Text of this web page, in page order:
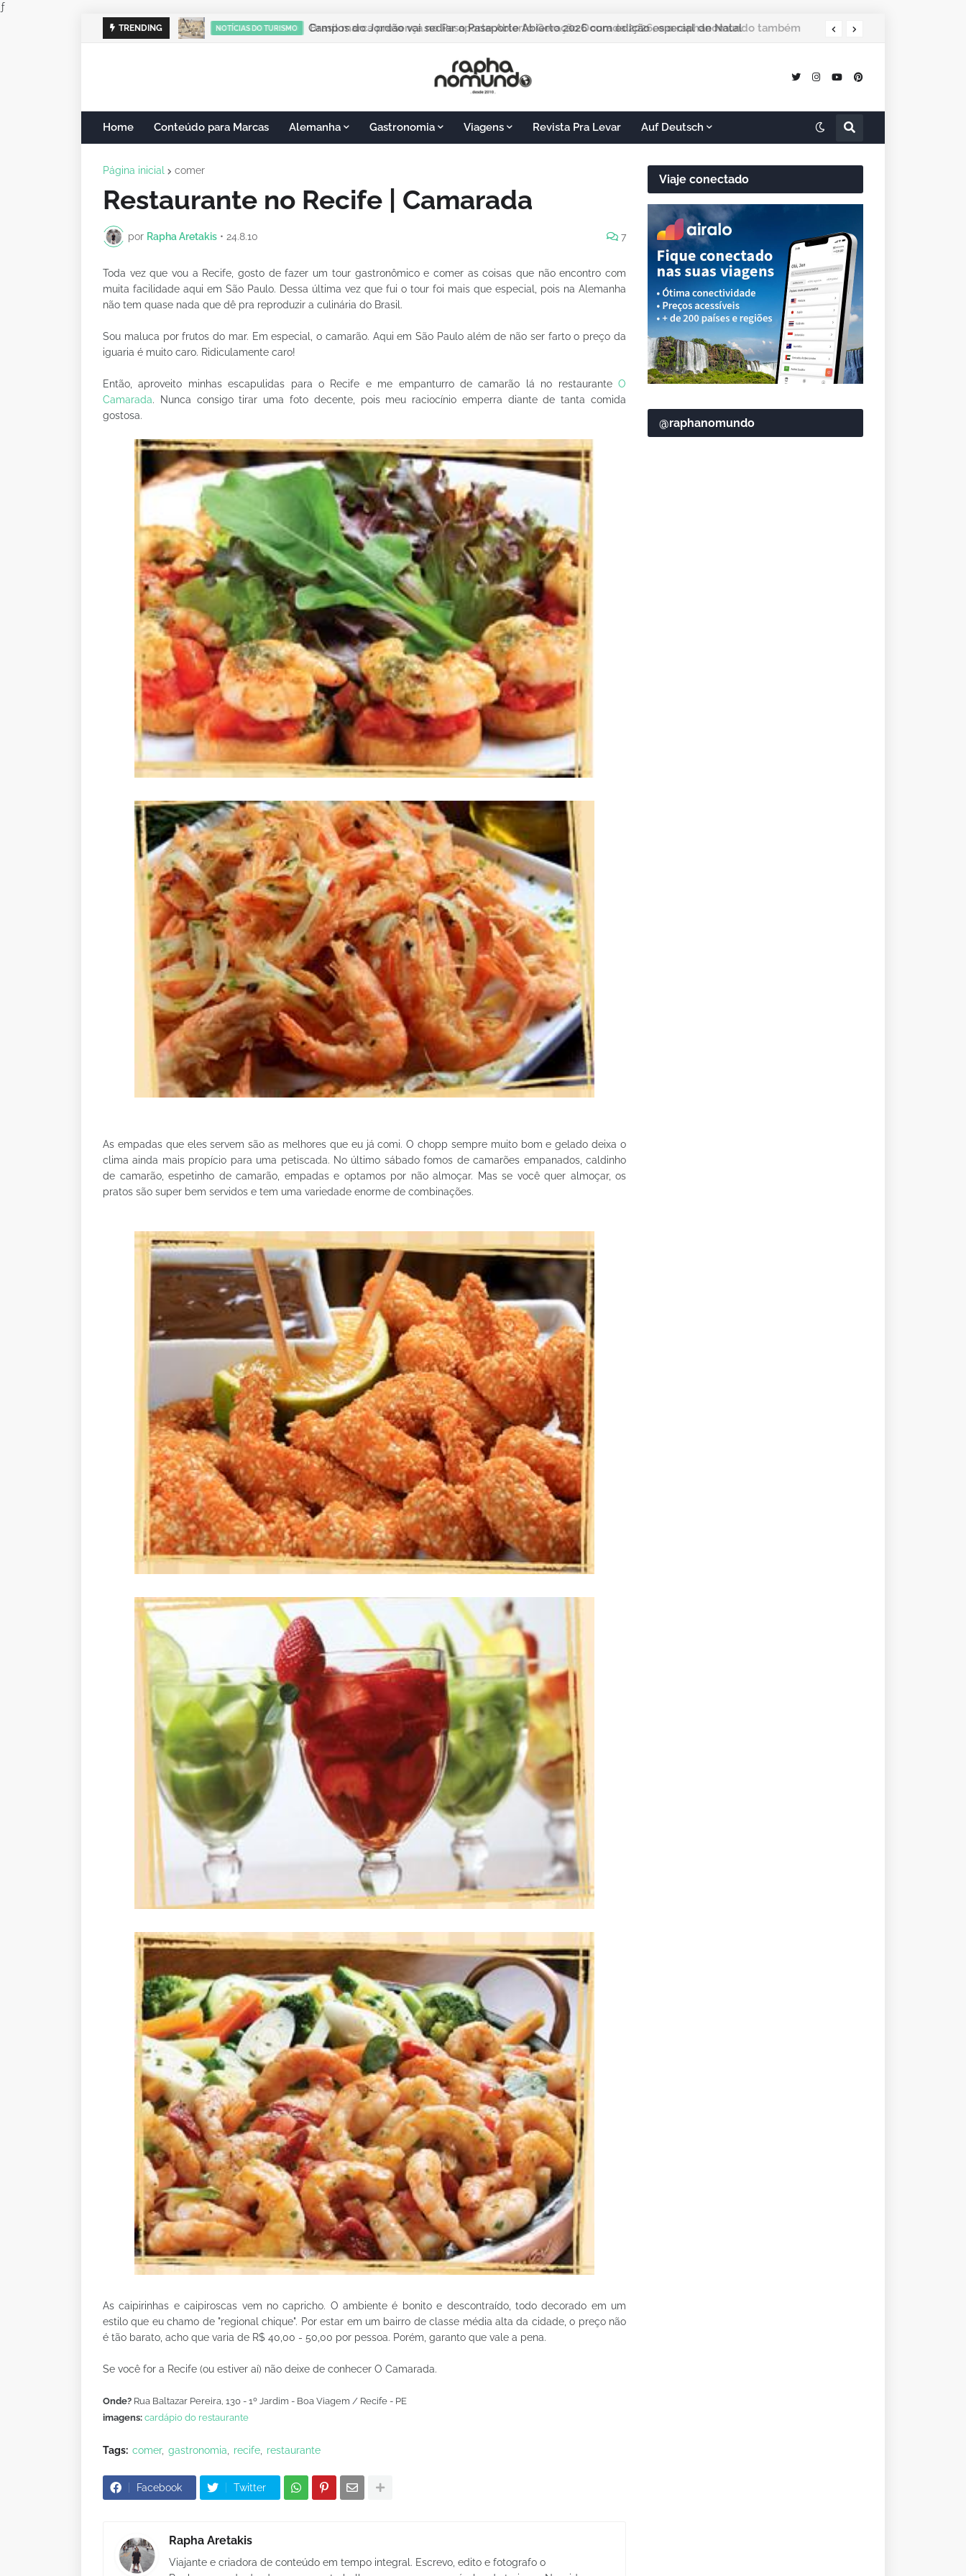
ƒ
TRENDING NOTÍCIAS DO TURISMO Campos do Jordão vai sediar o Pasaporte Abierto 2026 com edição especial de Natal
Home Conteúdo para Marcas Alemanha Gastronomia Viagens Revista Pra Levar Auf Deutsch
Página inicial comer
Restaurante no Recife | Camarada
por Rapha Aretakis • 24.8.10 7
Toda vez que vou a Recife, gosto de fazer um tour gastronômico e comer as coisas que não encontro com
muita facilidade aqui em São Paulo. Dessa última vez que fui o tour foi mais que especial, pois na Alemanha
não tem quase nada que dê pra reproduzir a culinária do Brasil.
Sou maluca por frutos do mar. Em especial, o camarão. Aqui em São Paulo além de não ser farto o preço da
iguaria é muito caro. Ridiculamente caro!
Então, aproveito minhas escapulidas para o Recife e me empanturro de camarão lá no restaurante O
Camarada. Nunca consigo tirar uma foto decente, pois meu raciocínio emperra diante de tanta comida
gostosa.
As empadas que eles servem são as melhores que eu já comi. O chopp sempre muito bom e gelado deixa o
clima ainda mais propício para uma petiscada. No último sábado fomos de camarões empanados, caldinho
de camarão, espetinho de camarão, empadas e optamos por não almoçar. Mas se você quer almoçar, os
pratos são super bem servidos e tem uma variedade enorme de combinações.
As caipirinhas e caipiroscas vem no capricho. O ambiente é bonito e descontraído, todo decorado em um
estilo que eu chamo de "regional chique". Por estar em um bairro de classe média alta da cidade, o preço não
é tão barato, acho que varia de R$ 40,00 - 50,00 por pessoa. Porém, garanto que vale a pena.
Se você for a Recife (ou estiver aí) não deixe de conhecer O Camarada.
Onde? Rua Baltazar Pereira, 130 - 1º Jardim - Boa Viagem / Recife - PE
imagens: cardápio do restaurante
Tags: comer gastronomia recife restaurante
Facebook Twitter
Rapha Aretakis
Viajante e criadora de conteúdo em tempo integral. Escrevo, edito e fotografo o
Viaje conectado
@raphanomundo